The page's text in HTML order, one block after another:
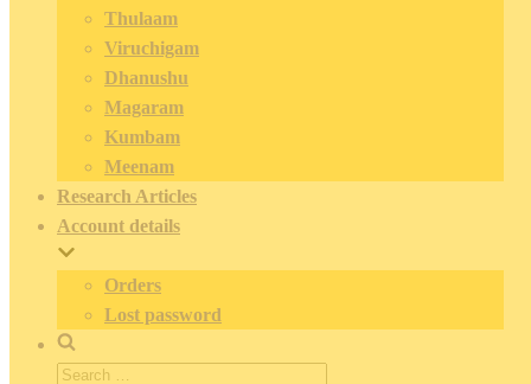
Thulaam
Viruchigam
Dhanushu
Magaram
Kumbam
Meenam
Research Articles
Account details
Orders
Lost password
Search